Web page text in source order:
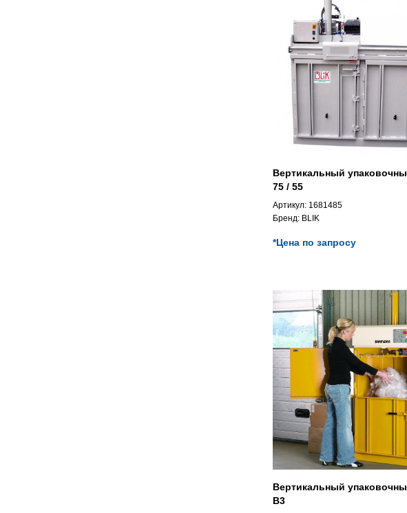
Вертикальный
75 / 55
Артикул: 1681485
Бренд: BLIK
*Цена по запросу
Вертикальный
B3